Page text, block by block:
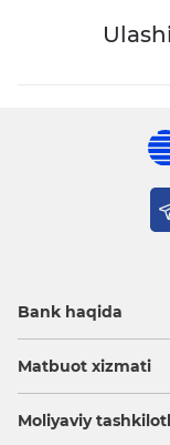
Bank haqida
Matbuot xizmati
Moliyaviy